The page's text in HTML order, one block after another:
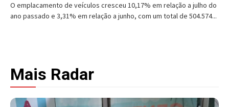
O emplacamento de veículos cresceu 10,17% em relação a julho do
ano passado e 3,31% em relação a junho, com um total de 504.574...
Mais Radar